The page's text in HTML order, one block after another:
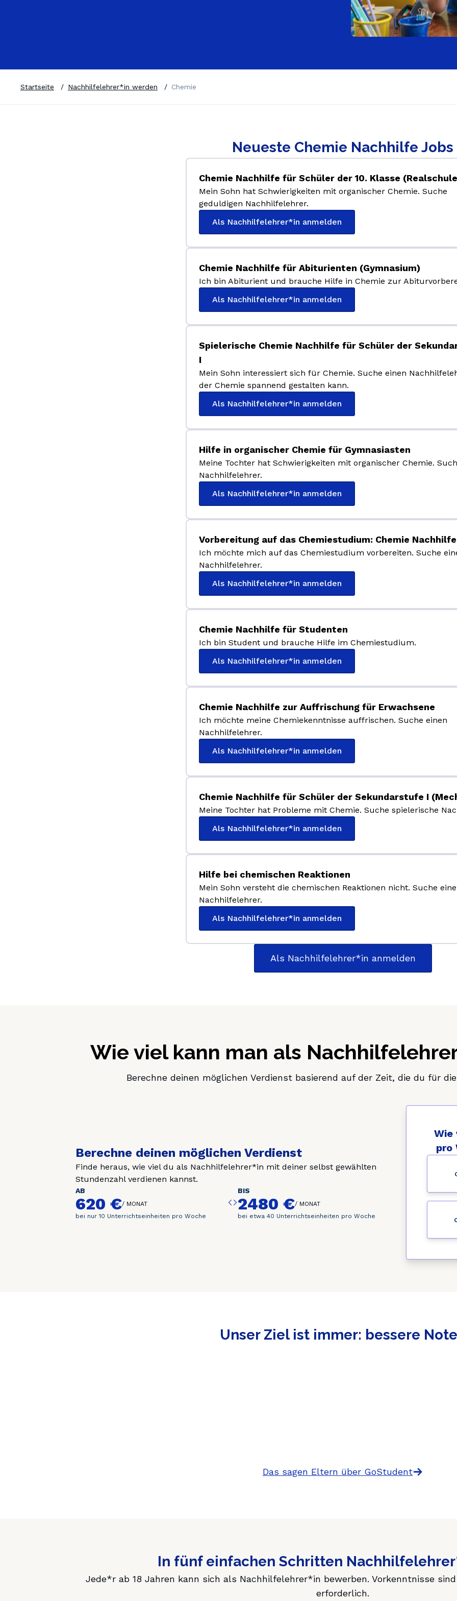
Startseite / Nachhilfelehrer*in werden / Chemie
Neueste Chemie Nachhilfe Jobs
Chemie Nachhilfe für Schüler der 10. Klasse
Mein Sohn hat Schwierigkeiten mit organischer Chemie. Suche
geduldigen Nachhilfelehrer.
Als Nachhilfelehrer*in anmelden
Chemie Nachhilfe für Abiturienten (Gymnasium)
Ich bin Abiturient und brauche Hilfe in Chemie zur
Als Nachhilfelehrer*in anmelden
Spielerische Chemie Nachhilfe für Schüler der
I
Mein Sohn interessiert sich für Chemie. Suche einen
der Chemie spannend gestalten kann.
Als Nachhilfelehrer*in anmelden
Hilfe in organischer Chemie für Gymnasiasten
Meine Tochter hat Schwierigkeiten mit organischer Chemie.
Nachhilfelehrer.
Als Nachhilfelehrer*in anmelden
Vorbereitung auf das Chemiestudium: Chemie Nachhilfe
Ich möchte mich auf das Chemiestudium vorbereiten. Suche
Nachhilfelehrer.
Als Nachhilfelehrer*in anmelden
Chemie Nachhilfe für Studenten
Ich bin Student und brauche Hilfe im Chemiestudium.
Als Nachhilfelehrer*in anmelden
Chemie Nachhilfe zur Auffrischung für Erwachsene
Ich möchte meine Chemiekenntnisse auffrischen. Suche einen
Nachhilfelehrer.
Als Nachhilfelehrer*in anmelden
Chemie Nachhilfe für Schüler der Sekundarstufe I
Meine Tochter hat Probleme mit Chemie. Suche spielerische
Als Nachhilfelehrer*in anmelden
Hilfe bei chemischen Reaktionen
Mein Sohn versteht die chemischen Reaktionen nicht. Suche
Nachhilfelehrer.
Als Nachhilfelehrer*in anmelden
Als Nachhilfelehrer*in anmelden
Wie viel kann man als
Berechne deinen möglichen Verdienst basierend auf der Zeit, die du für
Berechne deinen möglichen Verdienst
Finde heraus, wie viel du als Nachhilfelehrer*in mit deiner selbst gewählten
Stundenzahl verdienen kannst.
AB
620 €/ MONAT
bei nur 10 Unterrichtseinheiten pro Woche
BIS
2480 €/ MONAT
bei etwa 40 Unterrichtseinheiten pro Woche
Wie
pro
Unser Ziel ist immer: bessere
Das sagen Eltern über GoStudent
In fünf einfachen Schritten
Jede*r ab 18 Jahren kann sich als Nachhilfelehrer*in bewerben. Vorkenntnisse
erforderlich.